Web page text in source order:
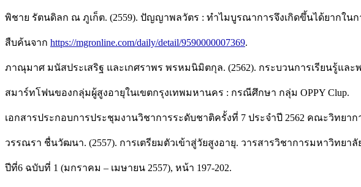
พิชาย รัตนดิลก ณ ภูเก็ต. (2559). ปัญญาพลวัตร : ทำไมบูรณาการจึงเกิดขึ้นได้ยากใน
สืบค้นจาก https://mgronline.com/daily/detail/9590000007369.
ภาณุมาศ มนัสประเสริฐ และเกศราพร พรหมนิมิตกุล. (2562). กระบวนการเรียนรู้และ
สมาร์ทโฟนของกลุ่มผู้สูงอายุในเขตกรุงเทพมหานคร : กรณีศึกษา กลุ่ม OPPY Clup.
เอกสารประกอบการประชุมงานวิชาการระดับชาติครั้งที่ 7 ประจำปี 2562 คณะวิทยา
วรรณรา ชื่นวัฒนา. (2557). การเตรียมตัวเข้าสู่วัยสูงอายุ. วารสารวิชาการมหาวิทยา
ปีที่6 ฉบับที่ 1 (มกราคม – เมษายน 2557), หน้า 197-202.